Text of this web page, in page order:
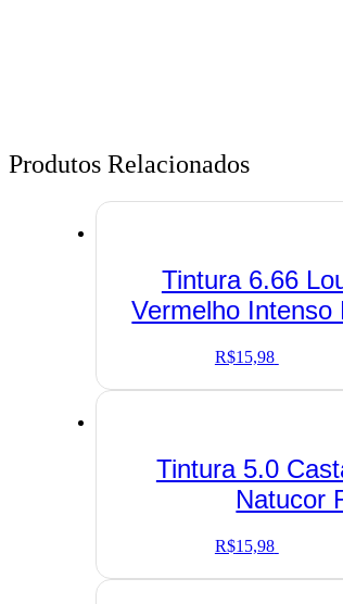
Produtos Relacionados
Tintura 6.66
Vermelho Intenso
R$15,98
Tintura 5.0
Natucor
R$15,98